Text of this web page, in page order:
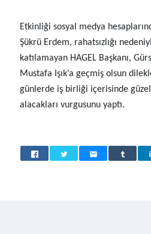
Etkinliği sosyal medya
Şükrü Erdem, rahatsızlığı
katılamayan HAGEL Başkanı,
Mustafa Işık’a geçmiş olsun
günlerde iş birliği içerisinde
alacakları vurgusunu yaptı.